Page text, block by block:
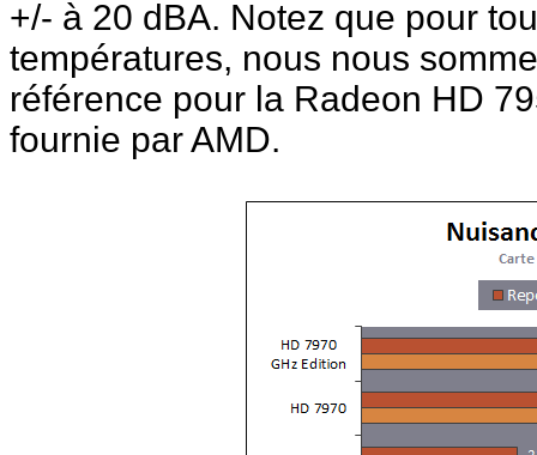
+/- à 20 dBA. Notez que pour
températures, nous nous
référence pour la Radeon HD
fournie par AMD.